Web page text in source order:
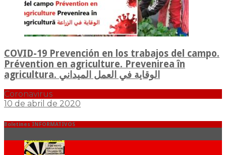
COVID-19 Prevención en los trabajos del campo.
Prévention en agriculture. Prevenirea în
agricultura. الوقاية في العمل الميداني
Coronavirus
10 de abril de 2020
Boletines INFORMATIVOS